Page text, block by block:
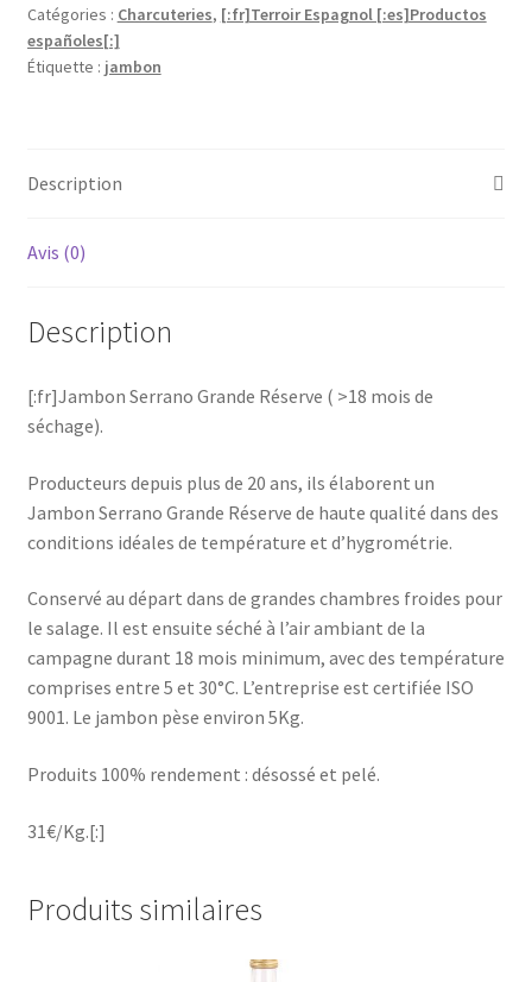
et
pelé
>18Mois
Serrano
"Grande
Catégories : Charcuteries, [:fr]Terroir Espagnol [:es]Productos
españoles[:]
Étiquette : jambon
Description
Avis (0)
Description
[:fr]Jambon Serrano Grande Réserve ( >18 mois de
séchage).
Producteurs depuis plus de 20 ans, ils élaborent un
Jambon Serrano Grande Réserve de haute qualité dans des
conditions idéales de température et d’hygrométrie.
Conservé au départ dans de grandes chambres froides pour
le salage. Il est ensuite séché à l’air ambiant de la
campagne durant 18 mois minimum, avec des température
comprises entre 5 et 30°C. L’entreprise est certifiée ISO
9001. Le jambon pèse environ 5Kg.
Produits 100% rendement : désossé et pelé.
31€/Kg.[:]
Produits similaires